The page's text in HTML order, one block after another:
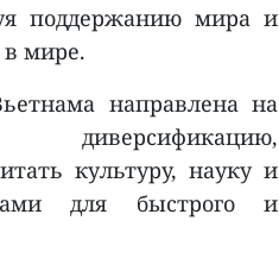
поддержанию мира и
в мире.
направлена на
диверсификацию,
культуру, науку и
для быстрого и